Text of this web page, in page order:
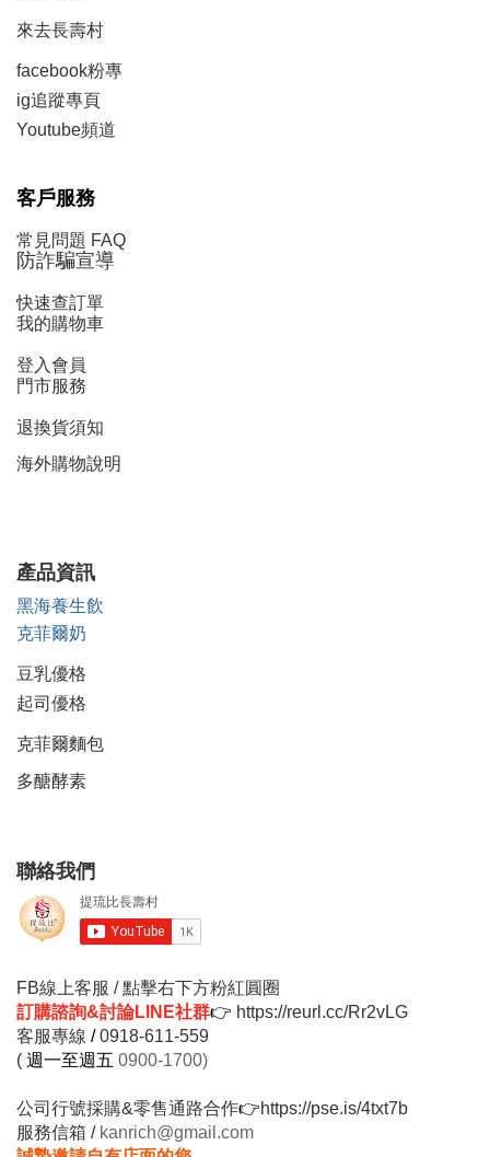
來去長壽村
facebook粉專
ig追蹤專頁
Youtube頻道
客戶服務
常見問題 FAQ
防詐騙宣導
快速查訂單
我的購物車
登入會員
門市服務
退換貨須知
海外購物說明
產品資訊
黑海養生飲
克菲爾奶
豆乳優格
起司優格
克菲爾麵包
多醣酵素
聯絡我們
FB線上客服 / 點擊右下方粉紅圓圈
訂購諮詢&討論LINE社群👉 https://reurl.cc/Rr2vLG
客服專線 /0918-611-559
( 週一至週五 0900-1700)
公司行號採購&零售通路合作👉https://pse.is/4txt7b
服務信箱 / kanrich@gmail.com